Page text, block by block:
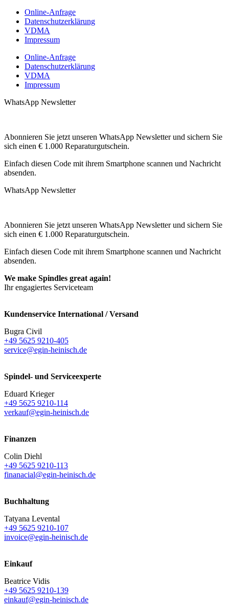
Online-Anfrage
Datenschutzerklärung
VDMA
Impressum
Online-Anfrage
Datenschutzerklärung
VDMA
Impressum
WhatsApp Newsletter
Abonnieren Sie jetzt unseren WhatsApp Newsletter und sichern Sie
sich einen € 1.000 Reparaturgutschein.
Einfach diesen Code mit ihrem Smartphone scannen und Nachricht
absenden.
WhatsApp Newsletter
Abonnieren Sie jetzt unseren WhatsApp Newsletter und sichern Sie
sich einen € 1.000 Reparaturgutschein.
Einfach diesen Code mit ihrem Smartphone scannen und Nachricht
absenden.
We make Spindles great again!
Ihr engagiertes Serviceteam
Kundenservice International / Versand
Bugra Civil
+49 5625 9210-405
service@egin-heinisch.de
Spindel- und Serviceexperte
Eduard Krieger
+49 5625 9210-114
verkauf@egin-heinisch.de
Finanzen
Colin Diehl
+49 5625 9210-113
finanacial@egin-heinisch.de
Buchhaltung
Tatyana Levental
+49 5625 9210-107
invoice@egin-heinisch.de
Einkauf
Beatrice Vidis
+49 5625 9210-139
einkauf@egin-heinisch.de